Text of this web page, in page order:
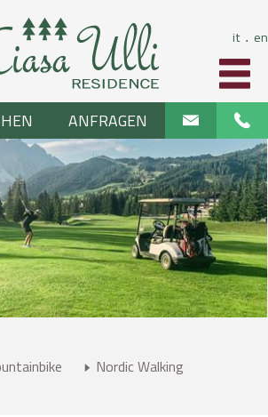
it ⋅ en
ANFRAGEN
Nordic Walking